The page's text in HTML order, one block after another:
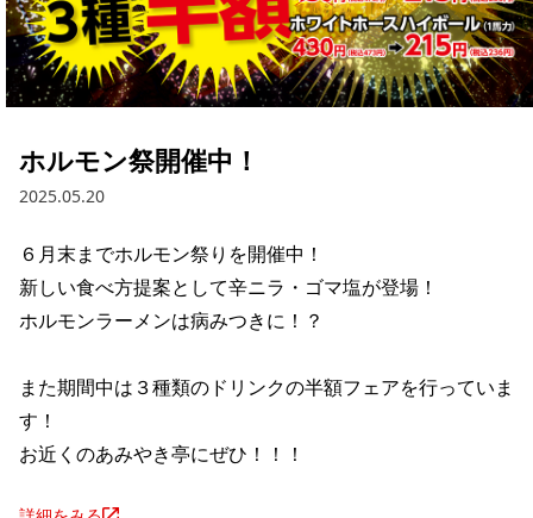
ホルモン祭開催中！
2025.05.20
６月末までホルモン祭りを開催中！
新しい食べ方提案として辛ニラ・ゴマ塩が登場！
ホルモンラーメンは病みつきに！？
また期間中は３種類のドリンクの半額フェアを行っていま
す！
お近くのあみやき亭にぜひ！！！